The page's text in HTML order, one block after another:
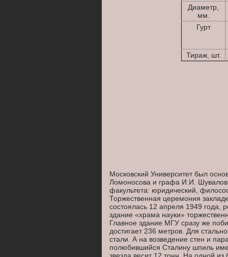
Диаметр,
мм.
Гурт
Тираж, шт.
Московский Университет был
Ломоносова и графа И.И.
факультета: юридический,
Торжественная церемония
состоялась 12 апреля 1949 года,
здание «храма науки»
Главное здание МГУ сразу же
достигает 236 метров. Для
стали. А на возведение стен и
полюбившийся Сталину шпиль